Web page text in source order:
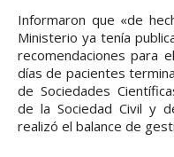
Informaron que «de
Ministerio ya tenía
recomendaciones para
días de pacientes
de Sociedades
de la Sociedad Civil y
realizó el balance de